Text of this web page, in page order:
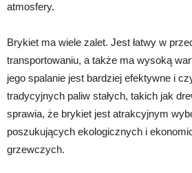
atmosfery.
Brykiet ma wiele zalet. Jest łatwy w
transportowaniu, a także ma wysoką
jego spalanie jest bardziej efektywne i
tradycyjnych paliw stałych, takich jak
sprawia, że brykiet jest atrakcyjnym
poszukujących ekologicznych i
grzewczych.